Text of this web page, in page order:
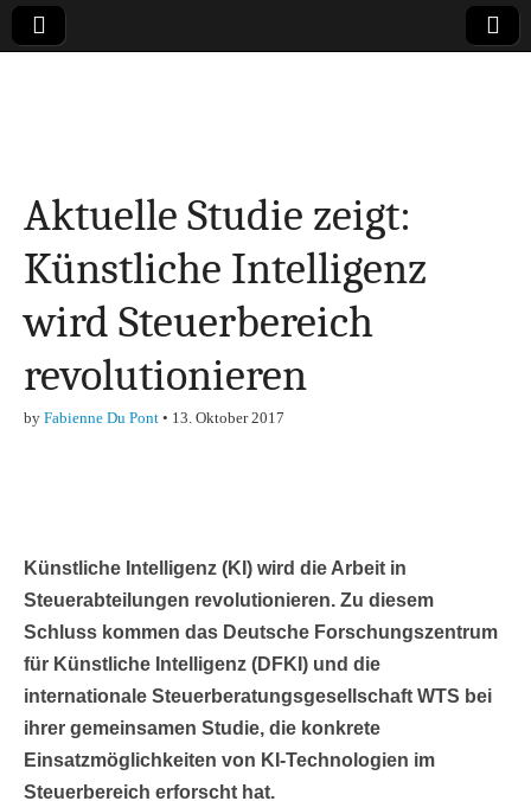
Finanzen,
Marketing-, Vertrieb-
& Investment-Tipps
Aktuelle Studie zeigt:
Künstliche Intelligenz
wird Steuerbereich
revolutionieren
by Fabienne Du Pont • 13. Oktober 2017
Künstliche Intelligenz (KI) wird die Arbeit in
Steuerabteilungen revolutionieren. Zu diesem
Schluss kommen das Deutsche Forschungszentrum
für Künstliche Intelligenz (DFKI) und die
internationale Steuerberatungsgesellschaft WTS bei
ihrer gemeinsamen Studie, die konkrete
Einsatzmöglichkeiten von KI-Technologien im
Steuerbereich erforscht hat.